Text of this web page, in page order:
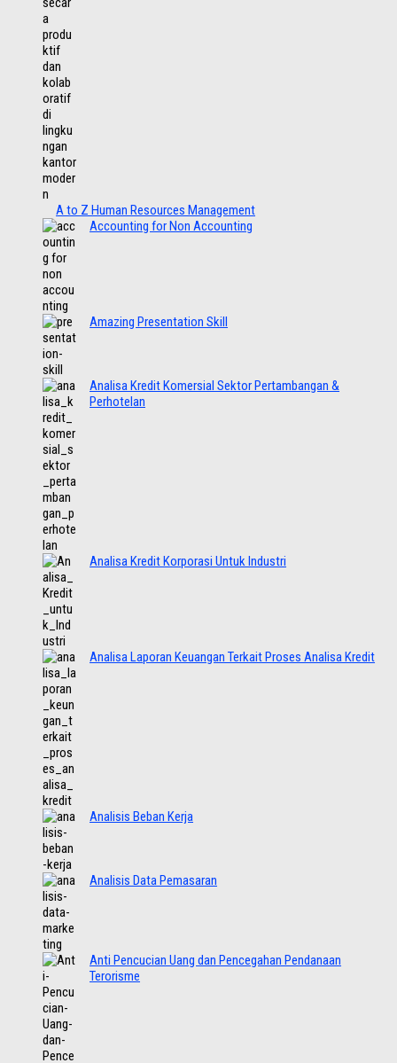
A to Z Human Resources Management
Accounting for Non Accounting
Amazing Presentation Skill
Analisa Kredit Komersial Sektor Pertambangan &
Perhotelan
Analisa Kredit Korporasi Untuk Industri
Analisa Laporan Keuangan Terkait Proses Analisa Kredit
Analisis Beban Kerja
Analisis Data Pemasaran
Anti Pencucian Uang dan Pencegahan Pendanaan
Terorisme